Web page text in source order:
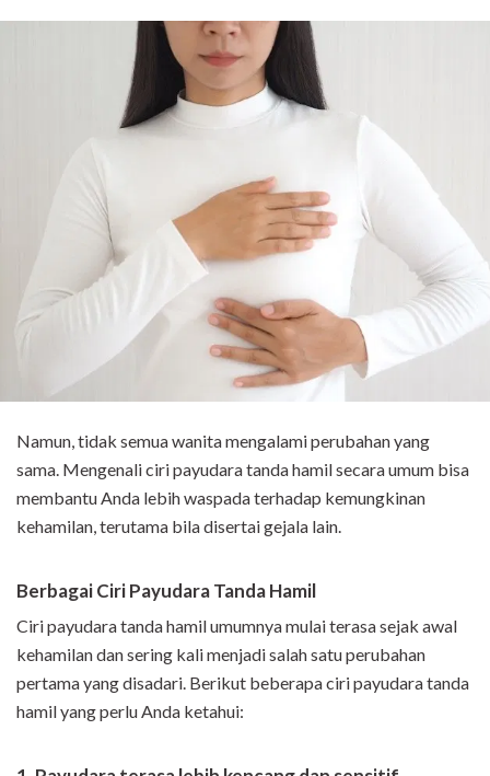
Namun, tidak semua wanita mengalami perubahan yang
sama. Mengenali ciri payudara tanda hamil secara umum bisa
membantu Anda lebih waspada terhadap kemungkinan
kehamilan, terutama bila disertai gejala lain.
Berbagai Ciri Payudara Tanda Hamil
Ciri payudara tanda hamil umumnya mulai terasa sejak awal
kehamilan dan sering kali menjadi salah satu perubahan
pertama yang disadari. Berikut beberapa ciri payudara tanda
hamil yang perlu Anda ketahui: